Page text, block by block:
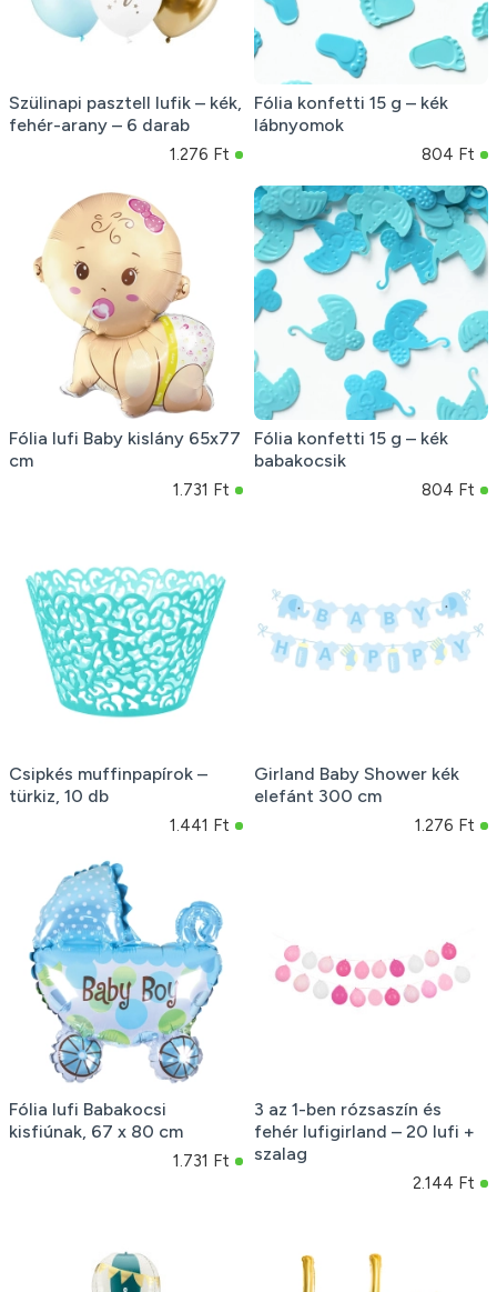
Szülinapi pasztell lufik – kék,
fehér-arany – 6 darab
1.276 Ft
Fólia konfetti 15 g – kék
lábnyomok
804 Ft
Fólia lufi Baby kislány 65x77
cm
1.731 Ft
Fólia konfetti 15 g – kék
babakocsik
804 Ft
Csipkés muffinpapírok –
türkiz, 10 db
1.441 Ft
Girland Baby Shower kék
elefánt 300 cm
1.276 Ft
Fólia lufi Babakocsi
kisfiúnak, 67 x 80 cm
1.731 Ft
3 az 1-ben rózsaszín és
fehér lufigirland – 20 lufi +
szalag
2.144 Ft